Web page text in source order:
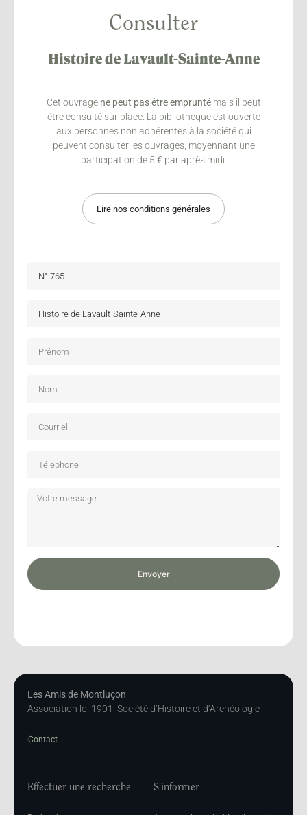
Consulter
Histoire de Lavault-Sainte-Anne
Cet ouvrage ne peut pas être empruntémais il peut
être consulté sur place. La bibliothèque est ouverte
aux personnes non adhérentes à la société qui
peuvent consulter les ouvrages, moyennant une
participation de 5 € par après midi.
Lire nos conditions générales
Envoyer
Les Amis de Montluçon
Association loi 1901, Société d’Histoire et d’Archéologie
Contact
Effectuer une recherche S'informer